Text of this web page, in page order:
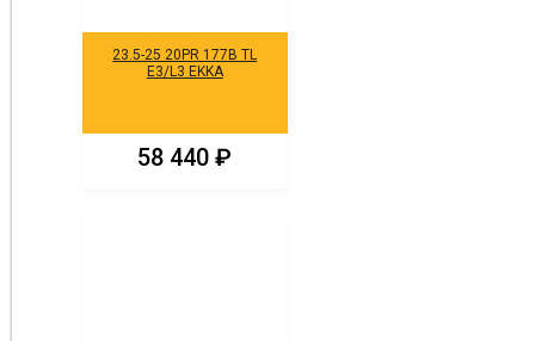
23.5-25 20PR 177B TL
E3/L3 EKKA
58 440₽